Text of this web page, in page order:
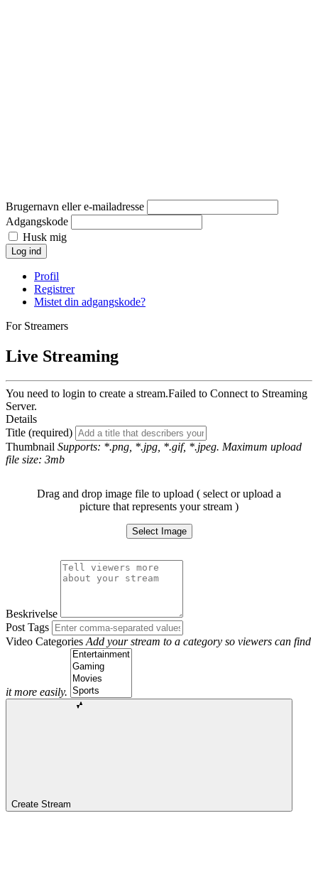
Brugernavn eller e-mailadresse
Adgangskode
Husk mig
Log ind
Profil
Registrer
Mistet din adgangskode?
For Streamers
Live Streaming
You need to login to create a stream.Failed to Connect to Streaming
Server.
Details
Title (required)
Thumbnail Supports: *.png, *.jpg, *.gif, *.jpeg. Maximum upload
file size: 3mb
Drag and drop image file to upload ( select or upload a
picture that represents your stream )
Select Image
Beskrivelse
Post Tags
Video Categories Add your stream to a category so viewers can find
it more easily.
Create Stream